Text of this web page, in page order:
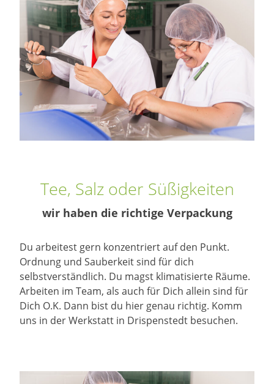
Tee, Salz oder Süßigkeiten
wir haben die richtige Verpackung
Du arbeitest gern konzentriert auf den Punkt.
Ordnung und Sauberkeit sind für dich
selbstverständlich. Du magst klimatisierte Räume.
Arbeiten im Team, als auch für Dich allein sind für
Dich O.K. Dann bist du hier genau richtig. Komm
uns in der Werkstatt in Drispenstedt besuchen.